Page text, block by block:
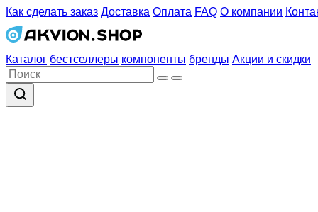
Как сделать заказ Доставка Оплата FAQ О компании
Каталог бестселлеры компоненты бренды Акции и скидки